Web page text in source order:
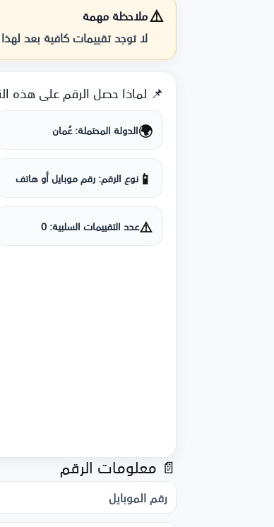
⚠️ملاحظة مهمة
لا توجد تقييمات كافية بعد
📌 لماذا حصل الرقم على هذه
🌍الدولة المحتملة: عُمان
📱 نوع الرقم: رقم موبايل أو هاتف
⚠️عدد التقييمات السلبية: 0
📄 معلومات الرقم
رقم الموبايل